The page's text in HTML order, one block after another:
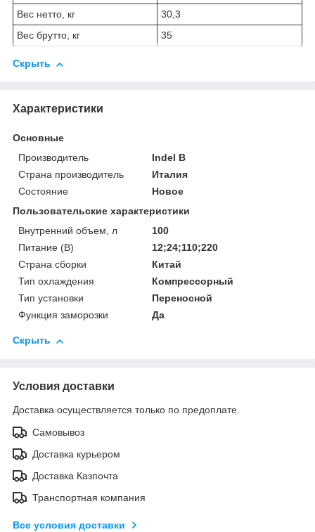
Вес нетто, кг
30,3
Вес брутто, кг
35
Скрыть
Характеристики
Основные
Производитель
Indel B
Страна производитель
Италия
Состояние
Новое
Пользовательские характеристики
Внутренний объем, л
100
Питание (В)
12;24;110;220
Страна сборки
Китай
Тип охлаждения
Компрессорный
Тип установки
Переносной
Функция заморозки
Да
Скрыть
Условия доставки
Доставка осуществляется только по предоплате.
Самовывоз
Доставка курьером
Доставка Казпочта
Транспортная компания
Все условия доставки